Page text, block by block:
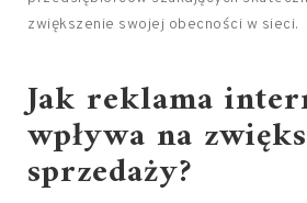
zwiększenie swojej obecności w sieci.
Jak reklama
wpływa na
sprzedaży?